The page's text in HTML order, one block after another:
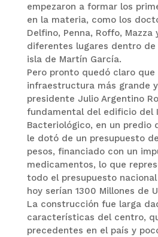
empezaron a formar los
en la materia, como los
Delfino, Penna, Roffo, Mazza
diferentes lugares dentro
isla de Martín García.
Pero pronto quedó claro
infraestructura más grande
presidente Julio Argentino
fundamental del edificio del
Bacteriológico, en un predio
le dotó de un presupuesto
pesos, financiado con un
medicamentos, lo que
todo el presupuesto
hoy serían 1300 Millones de
La construcción fue larga
características del centro,
precedentes en el país y